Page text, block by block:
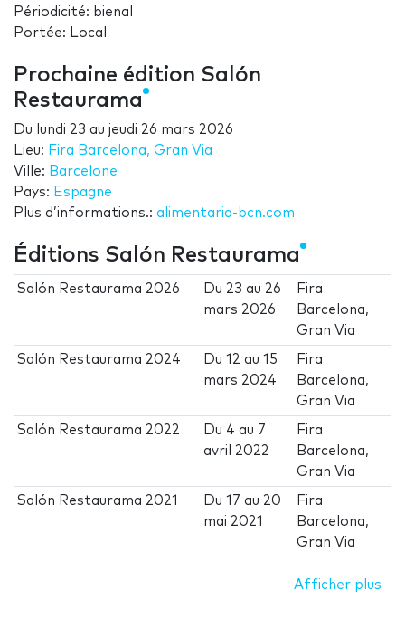
Périodicité: bienal
Portée: Local
Prochaine édition Salón
Restaurama
Du lundi 23 au jeudi 26 mars 2026
Lieu: Fira Barcelona, Gran Via
Ville: Barcelone
Pays: Espagne
Plus d’informations.: alimentaria-bcn.com
Éditions Salón Restaurama
Salón Restaurama 2026 Du 23 au 26
mars 2026
Fira
Barcelona,
Gran Via
Salón Restaurama 2024 Du12 au15
mars 2024
Fira
Barcelona,
Gran Via
Salón Restaurama 2022 Du 4 au 7
avril 2022
Fira
Barcelona,
Gran Via
Salón Restaurama 2021 Du17 au 20
mai 2021
Fira
Barcelona,
Gran Via
Afficher plus